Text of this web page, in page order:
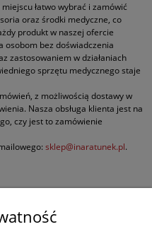
łatwo wybrać i zamówić
oraz środki medyczne, co
produkt w naszej ofercie
osobom bez doświadczenia
zastosowaniem w działaniach
sprzętu medycznego staje
z możliwością dostawy w
Nasza obsługa klienta jest na
czy jest to zamówienie
sklep@inaratunek.pl.